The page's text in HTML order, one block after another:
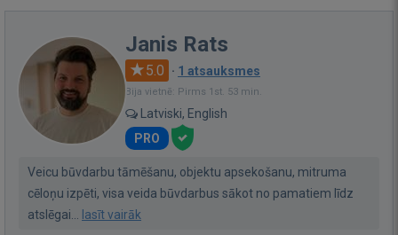
Janis Rats
5.0 · 1 atsauksmes
Bija vietnē: Pirms 1st. 53 min.
Latviski, English
PRO
Veicu būvdarbu tāmēšanu, objektu apsekošanu, mitruma
cēloņu izpēti, visa veida būvdarbus sākot no pamatiem līdz
atslēgai... lasīt vairāk